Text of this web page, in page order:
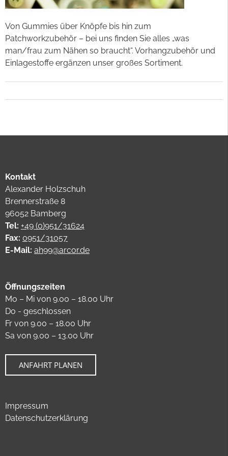
Von Gummies über Knöpfe bis hin zum
Patchworkzubehör – bei uns finden Sie alles „was
man/frau zum Nähen so braucht“. Vorhangzubehör und
Einlagestoffe ergänzen unser großes Sortiment.
Kontakt
Alexander Holzschuh
Brennerstraße 8
96052 Bamberg
Tel: +49 (0)951/31624
Fax: 0951/31057
E-Mail: ah99@arcor.de
Öffnungszeiten
Mo – Mi von 9.00 – 18.00 Uhr
Do - geschlossen
Fr von 9.00 – 18.00 Uhr
Sa von 9.00 – 13.00 Uhr
ANFAHRT PLANEN
Impressum
Datenschutzerklärung